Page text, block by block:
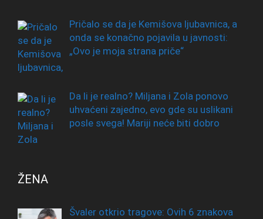
Pričalo se da je Kemišova ljubavnica, a
onda se konačno pojavila u javnosti:
„Ovo je moja strana priče“
Da li je realno? Miljana i Zola ponovo
uhvaćeni zajedno, evo gde su uslikani
posle svega! Mariji neće biti dobro
ŽENA
Švaler otkrio tragove: Ovih 6 znakova